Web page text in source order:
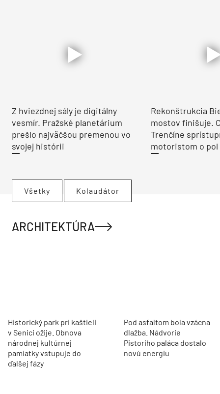
Z hviezdnej sály je digitálny
vesmír. Pražské planetárium
prešlo najväčšou premenou vo
svojej histórii
Rekonštrukcia
mostov finišuje.
Trenčíne
motoristom o pol
Všetky Kolaudátor
ARCHITEKTÚRA
Historický park pri kaštieli
v Senici ožije. Obnova
národnej kultúrnej
pamiatky vstupuje do
ďalšej fázy
Pod asfaltom bola vzácna
dlažba. Nádvorie
Pistoriho paláca dostalo
novú energiu